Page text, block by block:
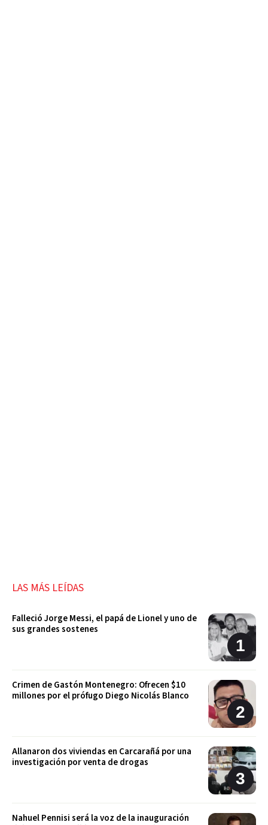
LAS MÁS LEÍDAS
Falleció Jorge Messi, el papá de Lionel y uno de
sus grandes sostenes
Crimen de Gastón Montenegro: Ofrecen $10
millones por el prófugo Diego Nicolás Blanco
Allanaron dos viviendas en Carcarañá por una
investigación por venta de drogas
Nahuel Pennisi será la voz de la inauguración